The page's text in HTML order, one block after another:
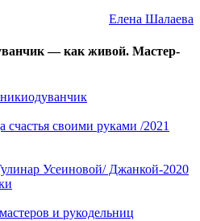
Елена Шалаева
— как живой. Мастер-
одуванчик
счастья своими руками /2021
Усеиновой/ Джанкой-2020
и рукодельниц